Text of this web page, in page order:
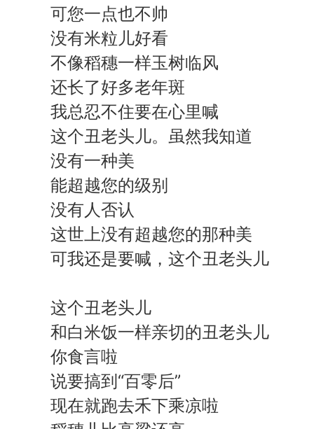
可您一点也不帅
没有米粒儿好看
不像稻穗一样玉树临风
还长了好多老年斑
我总忍不住要在心里喊
这个丑老头儿。虽然我知道
没有一种美
能超越您的级别
没有人否认
这世上没有超越您的那种美
可我还是要喊，这个丑老头儿
这个丑老头儿
和白米饭一样亲切的丑老头儿
你食言啦
说要搞到“百零后”
现在就跑去禾下乘凉啦